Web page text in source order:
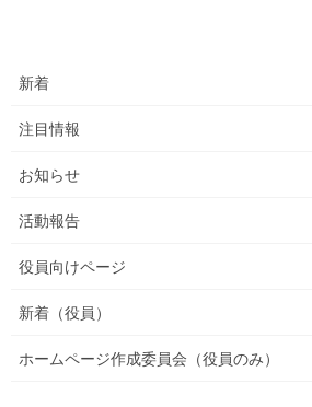
新着
注目情報
お知らせ
活動報告
役員向けページ
新着（役員）
ホームページ作成委員会（役員のみ）